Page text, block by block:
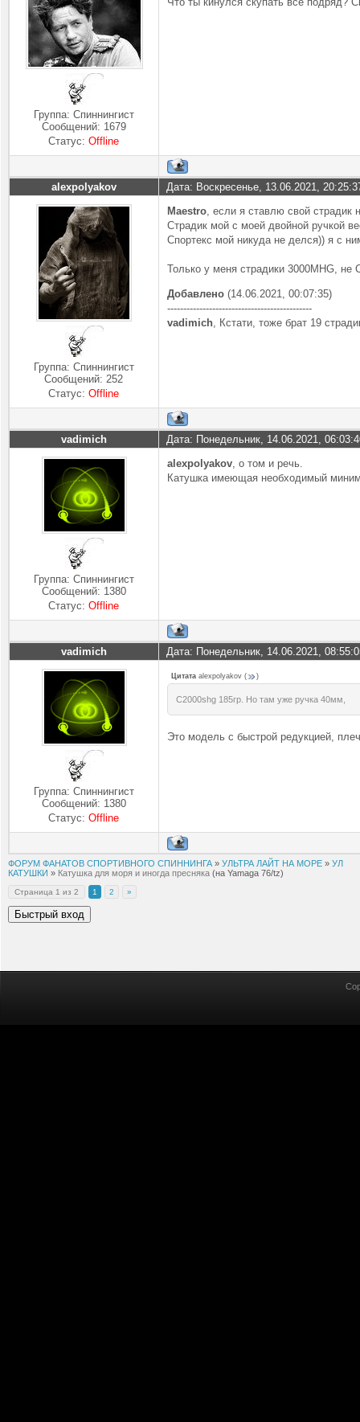
Группа: Спиннингист
Сообщений: 1679
Статус:Offline
alexpolyakov Дата: Воскресенье, 13.06.2021,
Группа: Спиннингист
Сообщений:252
Статус:Offline
Maestro, если я ставлю свой страдик
Страдик мой с моей двойной ручкой
Спортекс мой никуда не делся)) я с
Только у меня страдики 3000MHG, не
Добавлено (14.06.2021, 00:07:35)
---------------------------------------------
vadimich, Кстати, тоже брат 19
vadimich Дата: Понедельник, 14.06.2021,
Группа: Спиннингист
Сообщений: 1380
Статус:Offline
alexpolyakov, о том и речь.
Катушка имеющая необходимый
vadimich Дата: Понедельник, 14.06.2021,
Группа: Спиннингист
Сообщений: 1380
Статус:Offline
Цитата alexpolyakov ( )
C2000shg 185гр. Но там уже ручка 40мм,
Это модель с быстрой редукцией,
ФОРУМ ФАНАТОВ СПОРТИВНОГО СПИННИНГА » УЛЬТРА ЛАЙТ НА МОРЕ » УЛ
КАТУШКИ » Катушка для моря и иногда пресняка (на Yamaga 76/tz)
Страница 1 из 2 1 2 »